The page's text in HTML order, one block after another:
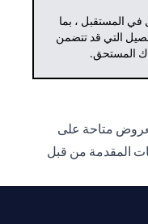
المستقبل ، بما
التي قد تتضمن
المستحق.
متاحة على
المقدمة من قبل